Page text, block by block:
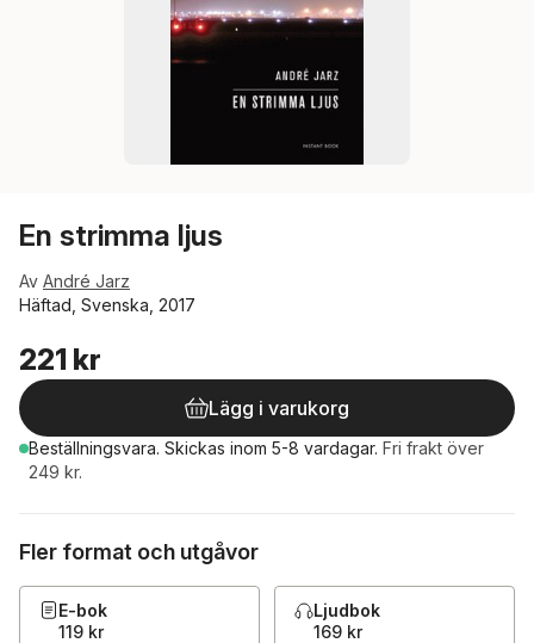
En strimma ljus
Av André Jarz
Häftad, Svenska, 2017
221 kr
Lägg i varukorg
Beställningsvara. Skickas inom 5-8 vardagar. Fri frakt över
249 kr.
Fler format och utgåvor
E-bok
119 kr
Ljudbok
169 kr